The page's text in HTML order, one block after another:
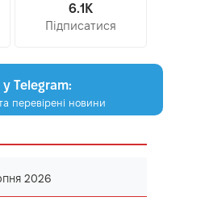
6.1K
Підписатися
Telegram:
перевірені новини
2026